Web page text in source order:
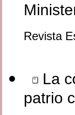
Revista
La
patrio